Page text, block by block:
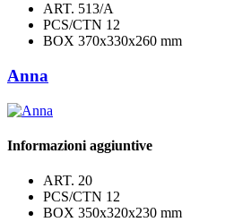
ART. 513/A
PCS/CTN 12
BOX 370x330x260 mm
Anna
Informazioni aggiuntive
ART. 20
PCS/CTN 12
BOX 350x320x230 mm